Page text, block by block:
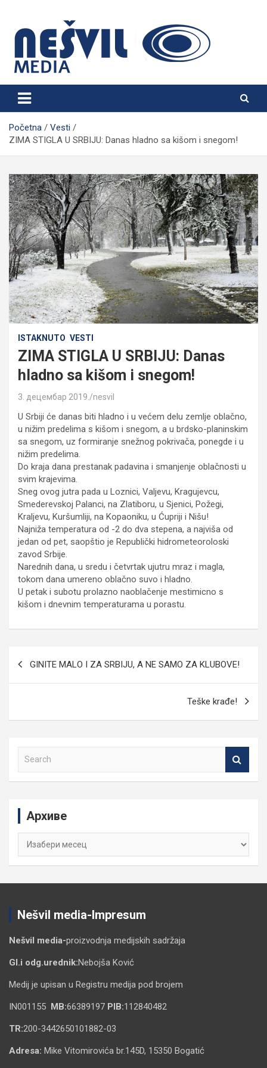
content
Nešvil Media Bogatić
Početna
Vesti
ZIMA STIGLA U SRBIJU: Danas hladno sa kišom i snegom!
ISTAKNUTO VESTI
ZIMA STIGLA U SRBIJU: Danas
hladno sa kišom i snegom!
3. децембар 2019. nesvil
U Srbiji će danas biti hladno i u većem delu zemlje oblačno,
u nižim predelima s kišom i snegom, a u brdsko-planinskim
sa snegom, uz formiranje snežnog pokrivača, ponegde i u
nižim predelima.
Do kraja dana prestanak padavina i smanjenje oblačnosti u
svim krajevima.
Sneg ovog jutra pada u Loznici, Valjevu, Kragujevcu,
Smederevskoj Palanci, na Zlatiboru, u Sjenici, Požegi,
Kraljevu, Kuršumliji, na Kopaoniku, u Ćupriji i Nišu!
Najniža temperatura od -2 do dva stepena, a najviša od
jedan od pet, saopštio je Republički hidrometeoroloski
zavod Srbije.
Narednih dana, u sredu i četvrtak ujutru mraz i magla,
tokom dana umereno oblačno suvo i hladno.
U petak i subotu prolazno naoblačenje mestimicno s
kišom i dnevnim temperaturama u porastu.
GINITE MALO I ZA SRBIJU, A NE SAMO ZA KLUBOVE!
Teške krađe!
Архиве
Архиве
Nešvil media-Impresum
Nešvil media-proizvodnja medijskih sadržaja
Gl.i odg.urednik:Nebojša Ković
Medij je upisan u Registru medija pod brojem
IN001155 MB:66389197 PIB:112840482
TR:200-3442650101882-03
Adresa: Mike Vitomirovića br.145D, 15350 Bogatić